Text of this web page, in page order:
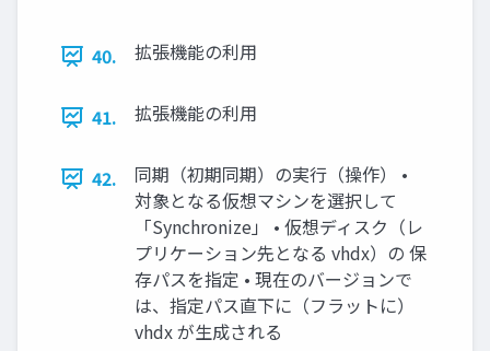
40. 拡張機能の利用
41. 拡張機能の利用
42.
同期（初期同期）の実行（操作） •
対象となる仮想マシンを選択して
「Synchronize」 • 仮想ディスク（レ
プリケーション先となる vhdx）の 保
存パスを指定 • 現在のバージョンで
は、指定パス直下に（フラットに）
vhdx が生成される